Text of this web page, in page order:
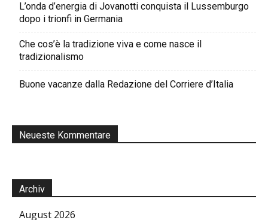
L’onda d’energia di Jovanotti conquista il Lussemburgo
dopo i trionfi in Germania
Che cos’è la tradizione viva e come nasce il
tradizionalismo
Buone vacanze dalla Redazione del Corriere d’Italia
Neueste Kommentare
Archiv
August 2026